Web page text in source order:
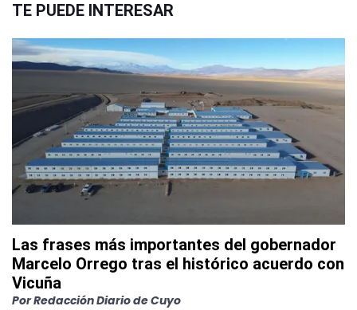
TE PUEDE INTERESAR
Las frases más importantes del gobernador
Marcelo Orrego tras el histórico acuerdo con
Vicuña
PorRedacción Diario de Cuyo